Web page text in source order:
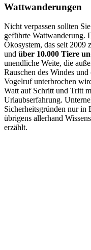
Wattwanderungen
Nicht verpassen sollten
geführte Wattwanderung.
Ökosystem, das seit 2009
und über 10.000 Tiere
unendliche Weite, die
Rauschen des Windes
Vogelruf unterbrochen
Watt auf Schritt und Tritt
Urlaubserfahrung.
Sicherheitsgründen nur in
übrigens allerhand
erzählt.